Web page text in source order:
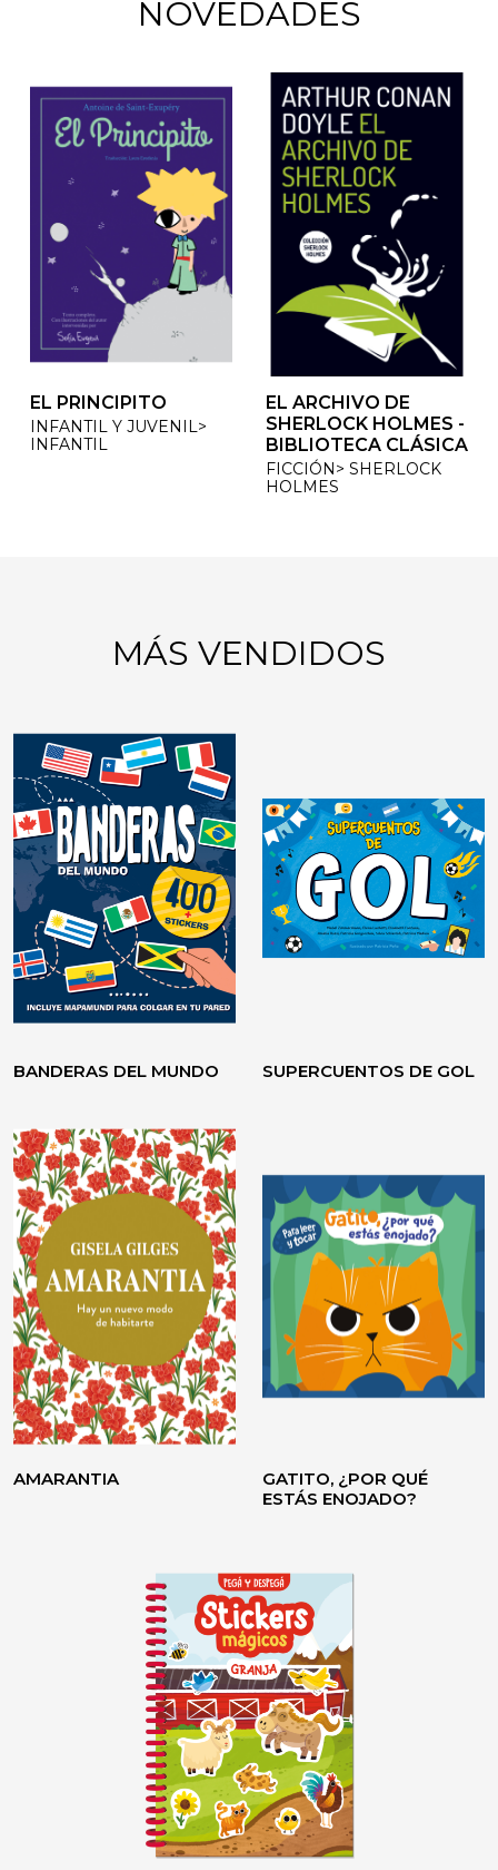
NOVEDADES
EL PRINCIPITO
INFANTIL Y JUVENIL>
INFANTIL
EL ARCHIVO DE
SHERLOCK HOLMES -
BIBLIOTECA CLÁSICA
FICCIÓN> SHERLOCK
HOLMES
MÁS VENDIDOS
BANDERAS DEL MUNDO SUPERCUENTOS DE GOL
AMARANTIA
GATITO, ¿POR QUÉ
ESTÁS ENOJADO?